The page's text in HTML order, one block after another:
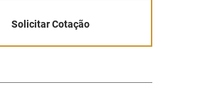
Solicitar Cotação